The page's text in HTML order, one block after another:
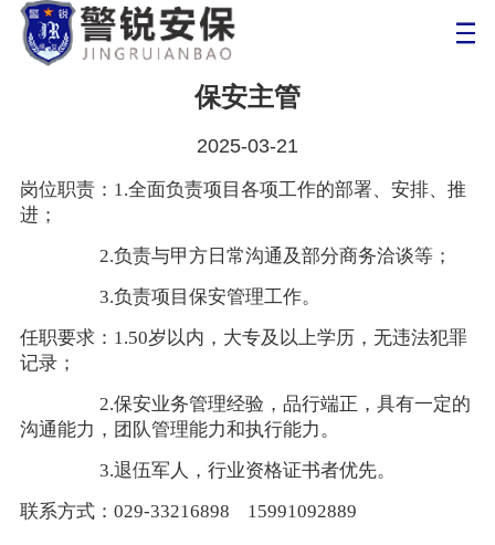
保安主管
2025-03-21
岗位职责：1.全面负责项目各项工作的部署、安排、推
进；
2.负责与甲方日常沟通及部分商务洽谈等；
3.负责项目保安管理工作。
任职要求：1.50岁以内，大专及以上学历，无违法犯罪
记录；
2.保安业务管理经验，品行端正，具有一定的
沟通能力，团队管理能力和执行能力。
3.退伍军人，行业资格证书者优先。
联系方式：029-33216898 15991092889